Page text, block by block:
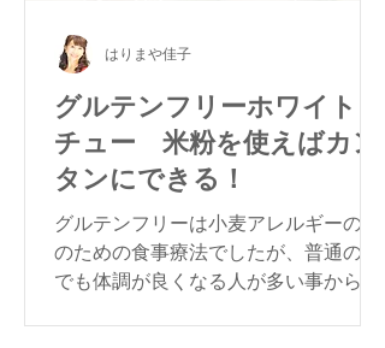
グルテンフリーホワイトシ
チュー 米粉を使えばカン
タンにできる！
グルテンフリーは小麦アレルギーの人
のための食事療法でしたが、普通の方
でも体調が良くなる人が多い事から注
はりまや佳子